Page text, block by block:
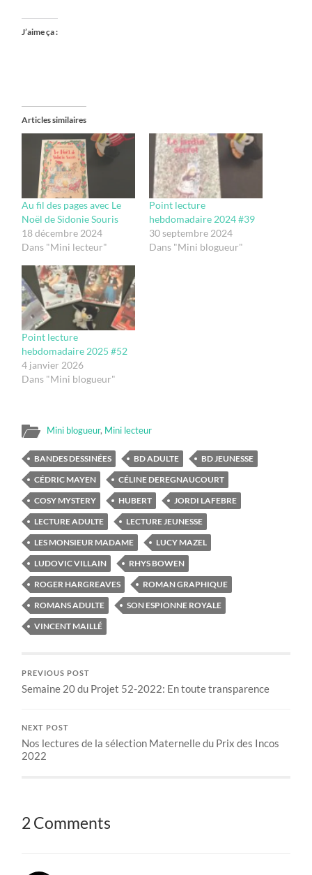
J’aime ça :
Articles similaires
Au fil des pages avec Le
Noël de Sidonie Souris
18 décembre 2024
Dans "Mini lecteur"
Point lecture
hebdomadaire 2024 #39
30 septembre 2024
Dans "Mini blogueur"
Point lecture
hebdomadaire 2025 #52
4 janvier 2026
Dans "Mini blogueur"
Mini blogueur, Mini lecteur
BANDES DESSINÉES BD ADULTE
BD JEUNESSE
CÉDRIC MAYEN
CÉLINE DEREGNAUCOURT
COSY MYSTERY
HUBERT
JORDI LAFEBRE
LECTURE ADULTE
LECTURE JEUNESSE
LES MONSIEUR MADAME
LUCY MAZEL
LUDOVIC VILLAIN
RHYS BOWEN
ROGER HARGREAVES
ROMAN GRAPHIQUE
ROMANS ADULTE
SON ESPIONNE ROYALE
VINCENT MAILLÉ
PREVIOUS POST
Semaine 20 du Projet 52-2022: En toute transparence
NEXT POST
Nos lectures de la sélection Maternelle du Prix des Incos
2022
2 Comments